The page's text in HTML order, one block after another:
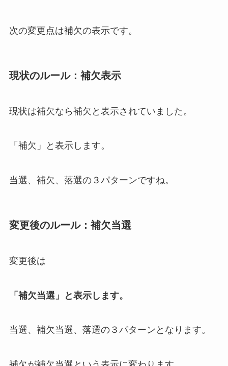
次の変更点は補欠の表示です。
現状のルール：補欠表示
現状は補欠なら補欠と表示されていました。
「補欠」と表示します。
当選、補欠、落選の３パターンですね。
変更後のルール：補欠当選
変更後は
「補欠当選」と表示します。
当選、補欠当選、落選の３パターンとなります。